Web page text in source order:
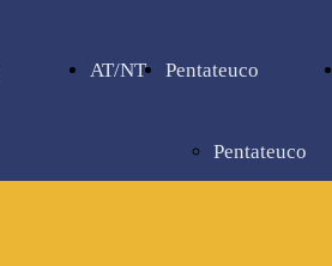
AT/NT Pentateuco
Pentateuco